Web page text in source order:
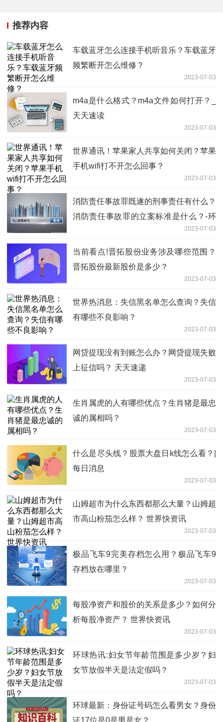
推荐内容
车载蓝牙怎么连接手机听音乐？车载蓝牙
频繁断开怎么维修？
2023-07-03
m4a是什么格式？m4a文件如何打开？_
天天速读
2023-07-03
世界通讯！苹果家人共享如何关闭？苹果
手机wifi打不开怎么回事？
2023-07-03
消防责任事故罪既遂的刑事责任有什么？
消防责任事故罪的立案标准是什么？-环
2023-07-03
当前看点!晋拓股份业务涉及哪些范围？
晋拓股份最新股价是多少？
2023-07-03
世界热消息：失信黑名单怎么查询？失信
有哪些不良影响？
2023-07-03
网贷提现没有到账怎么办？网贷提现失败
上征信吗？ 天天速递
2023-07-03
生肖属虎的人有哪些优点？生肖猪是最忠
诚的属相吗？
2023-07-03
什么是尽头线？股票大盘日k线怎么看？|
每日消息
2023-07-03
山姆超市为什么东西都那么大量？山姆超
市高山粉茄怎么样？ 世界快资讯
2023-07-03
极品飞车9完美存档怎么用？极品飞车9
存档放在哪里？
2023-07-03
每股净资产和股价的关系是多少？如何分
析每股净资产？ 世界快资讯
2023-07-03
环球热讯:妇女节年龄范围是多少岁？妇
女节放假半天是法定假吗？
2023-07-03
环球最新：身份证号码怎么看男女？身份
证17位是0是男是女？